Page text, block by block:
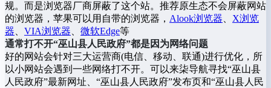
规。而是浏览器厂商屏蔽了这个站。推荐原生态不会屏蔽网站
的浏览器，苹果可以用自带的浏览器， Alook浏览器
X浏览
器
VIA浏览器 微软Edge等
通常打不开“巫山县人民政府”都是因为网络问题
好的网站会针对三大运营商(电信、移动、联通)进行优化，所
以小网站会遇到一些网络打不开。可以来柒导航寻找“巫山县
人民政府”最新网址、“巫山县人民政府”发布页和“巫山县人民